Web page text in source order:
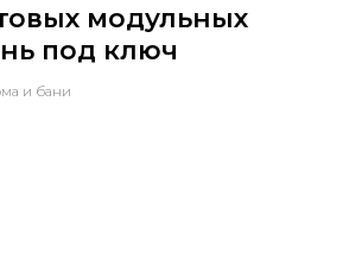
модульных
под ключ
и бани